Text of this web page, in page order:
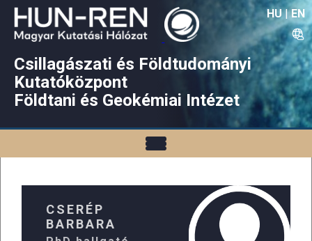
HU|EN
Csillagászati és Földtudományi
Kutatóközpont
Földtani és Geokémiai Intézet
CSERÉP
BARBARA